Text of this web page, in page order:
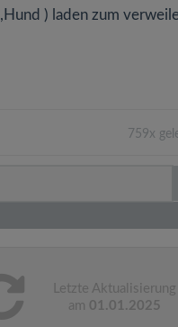
) laden zum
759x
Letzte Aktualisierung
am 01.01.2025